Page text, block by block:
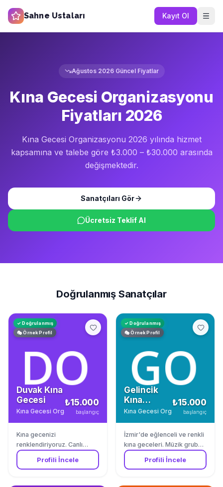
Sahne Ustaları Kayıt Ol
Ağustos 2026Güncel Fiyatlar
Kına Gecesi Organizasyonu
Fiyatları 2026
Kına Gecesi Organizasyonu 2026 yılında hizmet
kapsamına ve talebe göre ₺3.000 – ₺30.000 arasında
değişmektedir.
Sanatçıları Gör
Ücretsiz Teklif Al
Doğrulanmış Sanatçılar
✓ Doğrulanmış
🎭 Örnek Profil
Duvak Kına
Gecesi
Kına Gecesi Organizasyonu· Antalya
₺15.000
başlangıç
Kına gecenizi
renklendiriyoruz. Canlı
müzik, ateş ve ışık
gösterileri, özel kostümler.
gecesi organizasyonu.
Profili İncele
✓ Doğrulanmış
🎭 Örnek Profil
Gelincik
Kına
Organizasyon
Kına Gecesi Organizasyonu·
₺15.000
başlangıç
İzmir'de eğlenceli ve renkli
kına geceleri. Müzik grubu,
oryantal ve dekorasyon bir
arada. Ege ruhunu kına
Profili İncele